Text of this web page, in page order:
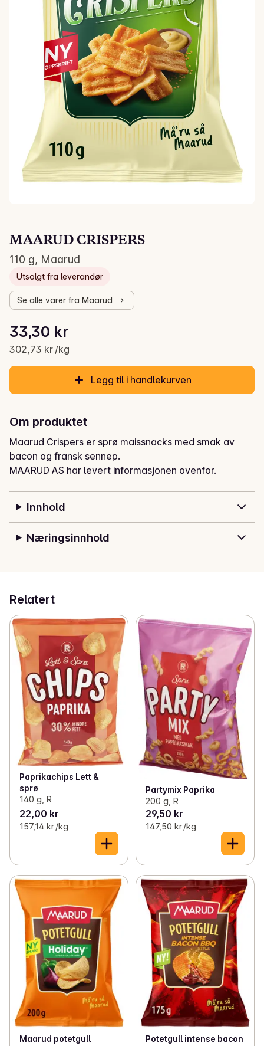
MAARUD CRISPERS
110 g, Maarud
Utsolgt fra leverandør
Se alle varer fra Maarud
Gjeldende pris er: 33,30 kr
33,30 kr
302,73 kr /kg
Stykkpris: 302,73 kr /kg
Legg til i handlekurven
Om produktet
Maarud Crispers er sprø maissnacks med smak av
bacon og fransk sennep.
MAARUD AS har levert informasjonen ovenfor.
Innhold
Næringsinnhold
Relatert
Paprikachips Lett &
sprø
140 g, R
22,00 kr
157,14 kr /kg
Partymix Paprika
200 g, R
29,50 kr
147,50 kr /kg
Maarud potetgull
Potetgull intense bacon